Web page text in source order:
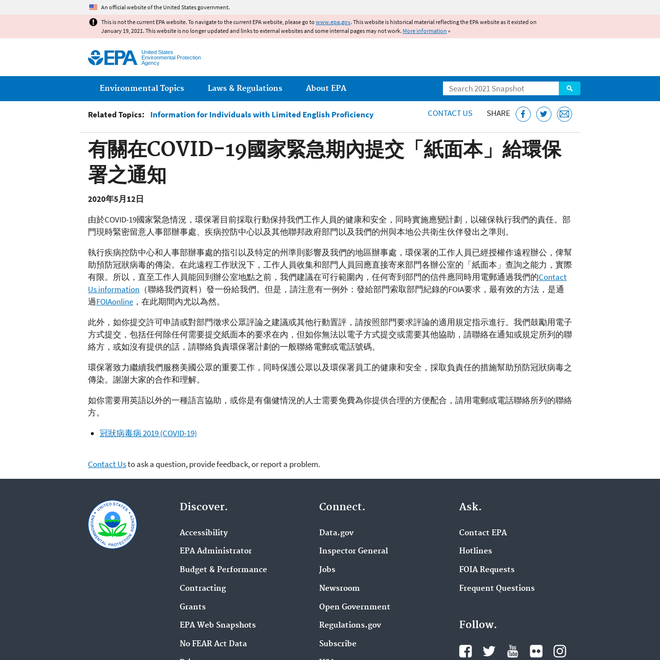
An official website of the United States government.
This is not the current EPA website. To navigate to the current EPA website, please go to www.epa.gov. This website is historical material reflecting the EPA website as it existed on
January 19, 2021. This website is no longer updated and links to external websites and some internal pages may not work. More information »
United States
Environmental Protection
Agency
Search
Main menu
Environmental Topics Laws & Regulations About EPA
Related Topics: Information for Individuals with Limited English Proficiency CONTACT US SHARE
有關在COVID-19國家緊急期內提交「紙面本」給環保
署之通知
2020年5月12日
由於COVID-19國家緊急情況，環保署目前採取行動保持我們工作人員的健康和安全，同時實施應變計劃，以確保執行我們的責任。部
門現時緊密留意人事部辦事處、疾病控防中心以及其他聯邦政府部門以及我們的州與本地公共衛生伙伴發出之準則。
執行疾病控防中心和人事部辦事處的指引以及特定的州準則影響及我們的地區辦事處，環保署的工作人員已經授權作遠程辦公，俾幫
助預防冠狀病毒的傳染。在此遠程工作狀況下，工作人員收集和部門人員回應直接寄來部門各辦公室的「紙面本」查詢之能力，實際
有限。所以，直至工作人員能回到辦公室地點之前，我們建議在可行範圍內，任何寄到部門的信件應同時用電郵通過我們的Contact
Us information （聯絡我們資料）發一份給我們。但是，請注意有一例外：發給部門索取部門紀錄的FOIA要求，最有效的方法，是通
過FOIAonline ，在此期間內尤以為然。
此外，如你提交許可申請或對部門徵求公眾評論之建議或其他行動置評，請按照部門要求評論的適用規定指示進行。我們鼓勵用電子
方式提交，包括任何除任何需要提交紙面本的要求在內，但如你無法以電子方式提交或需要其他協助，請聯絡在通知或規定所列的聯
絡方，或如沒有提供的話，請聯絡負責環保署計劃的一般聯絡電郵或電話號碼。
環保署致力繼續我們服務美國公眾的重要工作，同時保護公眾以及環保署員工的健康和安全，採取負責任的措施幫助預防冠狀病毒之
傳染。謝謝大家的合作和理解。
如你需要用英語以外的一種語言協助，或你是有傷健情況的人士需要免費為你提供合理的方便配合，請用電郵或電話聯絡所列的聯絡
方。
冠狀病毒病 2019 (COVID-19)
Contact Usto ask a question, provide feedback, or report a problem.
Discover.
Accessibility
EPA Administrator
Budget & Performance
Contracting
Grants
EPA Web Snapshots
No FEAR Act Data
Connect.
Data.gov
Inspector General
Jobs
Newsroom
Open Government
Regulations.gov
Subscribe
Ask.
Contact EPA
Hotlines
FOIA Requests
Frequent Questions
Follow.